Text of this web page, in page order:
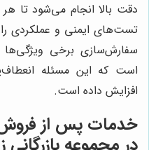
دقت بالا انجام می‌شود تا
تست‌های ایمنی و عملکردی
سفارش‌سازی برخی ویژگی‌ها
است که این مسئله
افزایش داده است.
خدمات پس از